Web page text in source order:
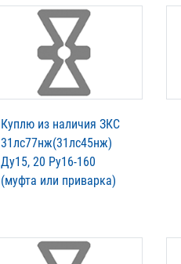
Куплю из наличия ЗКС
31лс77нж(31лс45нж)
Ду15, 20 Ру16-160
(муфта или приварка)